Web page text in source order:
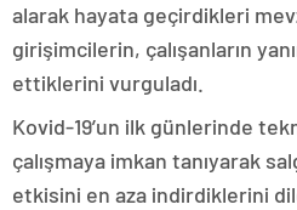
alarak hayata geçirdikleri
girişimcilerin, çalışanların
ettiklerini vurguladı.
Kovid-19’un ilk günlerinde
çalışmaya imkan tanıyarak
etkisini en aza indirdiklerini